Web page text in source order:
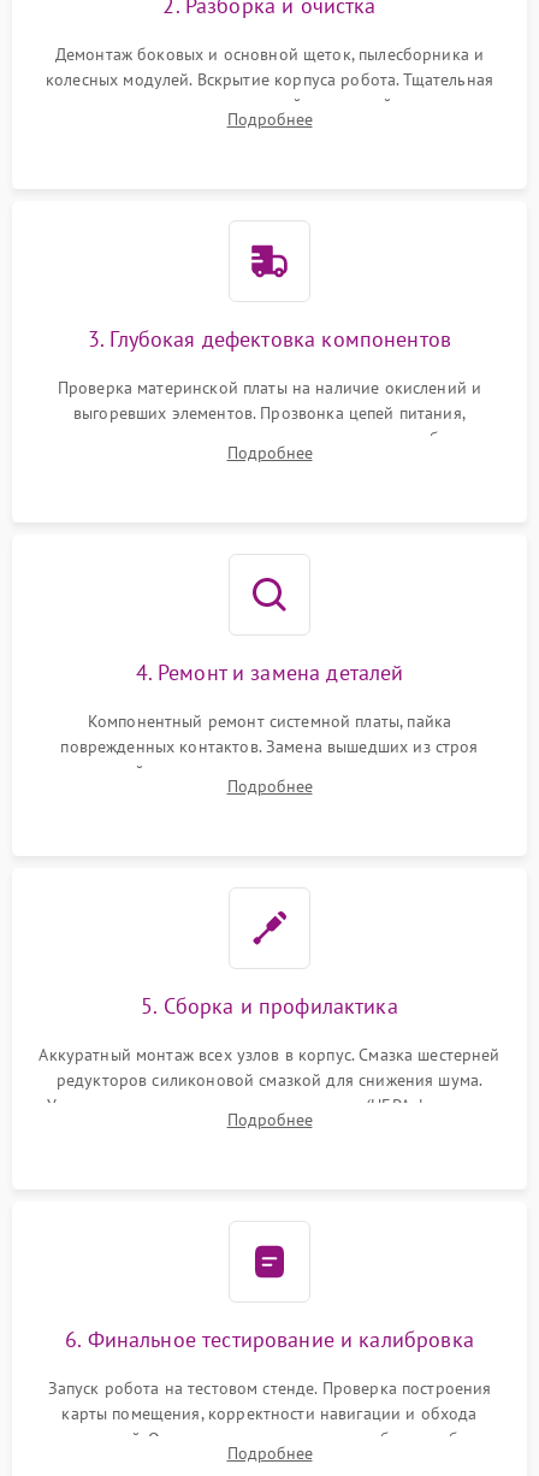
Демонтаж боковых и основной щеток, пылесборника и
колесных модулей. Вскрытие корпуса робота. Тщательная
очистка внутренних полостей, шестерней и плат от
скопившейся пыли, волос и шерсти животных с
Подробнее
3. Глубокая дефектовка компонентов
Проверка материнской платы на наличие окислений и
выгоревших элементов. Прозвонка цепей питания,
тестирование приводных моторов колес и турбины
всасывания. Оценка состояния оптических и инфракрасных
Подробнее
4. Ремонт и замена деталей
Компонентный ремонт системной платы, пайка
поврежденных контактов. Замена вышедших из строя
двигателей, изношенного аккумулятора, неисправного
лидара или помпы подачи воды. Восстановление шлейфов и
Подробнее
5. Сборка и профилактика
Аккуратный монтаж всех узлов в корпус. Смазка шестерней
редукторов силиконовой смазкой для снижения шума.
Установка новых расходных материалов (HEPA-фильтров,
микрофибры, щеток). Надежная фиксация разъемов и
Подробнее
6. Финальное тестирование и калибровка
Запуск робота на тестовом стенде. Проверка построения
карты помещения, корректности навигации и обхода
препятствий. Оценка силы всасывания и работы турбины.
Тестирование автоматического возврата на док-станцию и
Подробнее